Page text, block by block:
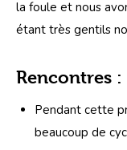
la foule et nous
étant très gentils
Rencontres :
Pendant cette
beaucoup de